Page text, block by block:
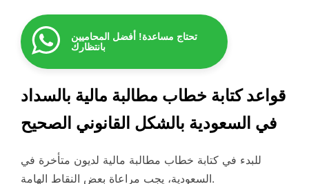
تحتاج مساعدة! أفضل المحاميين
بانتظارك
قواعد كتابة خطاب مطالبة مالية بالسداد
في السعودية بالشكل القانوني الصحيح
للبدء في كتابة خطاب مطالبة مالية لديون متأخرة في
السعودية، يجب مراعاة بعض النقاط الهامة.